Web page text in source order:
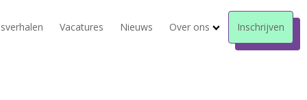
Vacatures Nieuws Over ons Inschrijven